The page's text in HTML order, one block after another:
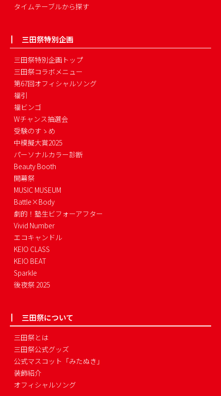
タイムテーブルから探す
三田祭特別企画
三田祭特別企画トップ
三田祭コラボメニュー
第67回オフィシャルソング
福引
福ビンゴ
Wチャンス抽選会
受験のすゝめ
中模擬大賞2025
パーソナルカラー診断
Beauty Booth
開幕祭
MUSIC MUSEUM
Battle×Body
劇的！塾生ビフォーアフター
Vivid Number
エコキャンドル
KEIO CLASS
KEIO BEAT
Sparkle
後夜祭 2025
三田祭について
三田祭とは
三田祭公式グッズ
公式マスコット「みたぬき」
装飾紹介
オフィシャルソング